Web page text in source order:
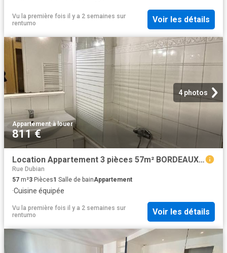
Vu la première fois il y a 2 semaines sur
rentumo
Voir les détails
4 photos
Appartement·à louer
811 €
Location Appartement 3 pièces 57m² BORDEAUX 33000
Rue Dubian
57 m²3 Pièces1 Salle de bainAppartement
·Cuisine équipée
Vu la première fois il y a 2 semaines sur
rentumo
Voir les détails